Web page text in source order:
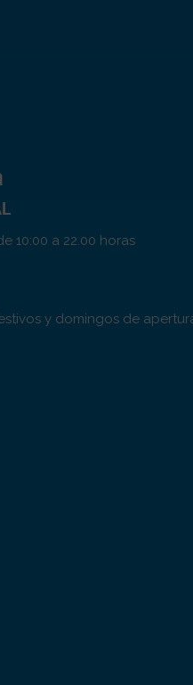
10:00 a 22.00 horas
y domingos de